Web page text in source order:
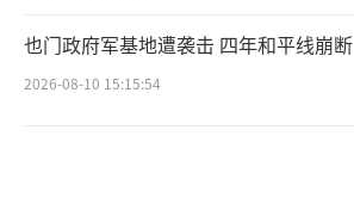
也门政府军基地遭袭击 四年和平线崩断
2026-08-10 15:15:54